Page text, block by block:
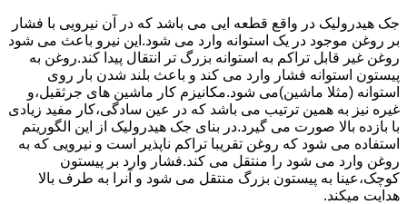
جک هیدرولیک در واقع قطعه ایی می باشد که در آن نیرویی با فشار
بر روغن موجود در یک استوانه وارد می شود.این نیرو باعث می شود
روغن غیر قابل تراکم به استوانه بزرگ تر انتقال پیدا کند.روغن به
پیستون استوانه فشار وارد می کند و باعث بلند شدن بار روی
استوانه (مثلا ماشین)می شود.مکانیزم کار ماشین های جرثقیل،و
غیره نیز به همین ترتیب می باشد که در عین سادگی،کار مفید زیادی
با بازده بالا صورت می گیرد.در بنای جک هیدرولیک از این الگوریتم
استفاده می شود که روغن تقریبا تراکم ناپذیر است و نیرویی که به
روغن وارد می شود را منتقل می کند.فشار وارد بر پیستون
کوچک،عینا به پیستون بزرگ منتقل می شود و آنرا به طرف بالا
هدایت میکند.